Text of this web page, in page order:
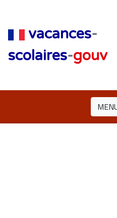
vacances-
scolaires-gouv